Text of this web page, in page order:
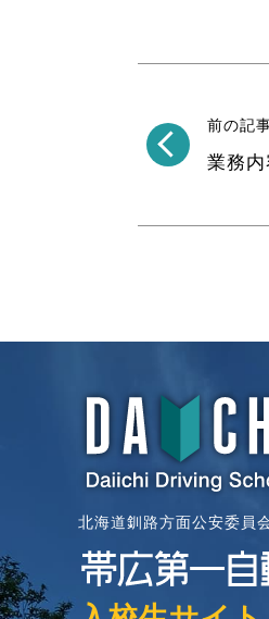
前の記
業務内
北海道釧路方面公安委員